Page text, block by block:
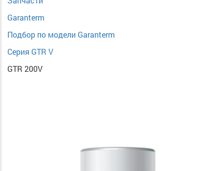
Garanterm
Подбор по модели Garanterm
Серия GTR V
GTR 200V